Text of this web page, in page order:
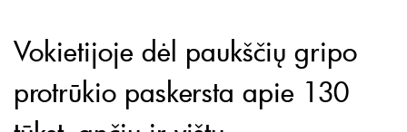
Vokietijoje dėl paukščių gripo
protrūkio paskersta apie 130